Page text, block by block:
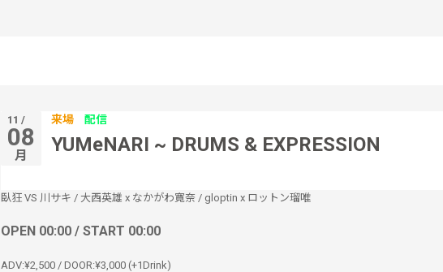
11 /
08
月
来場 配信
YUMeNARI ~ DRUMS & EXPRESSION
臥狂 VS 川サキ / 大西英雄 x なかがわ寛奈 / gloptin x ロットン瑠唯
OPEN 00:00 / START 00:00
ADV:¥2,500 / DOOR:¥3,000 (+1Drink)